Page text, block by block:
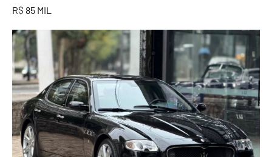
R$ 85 MIL